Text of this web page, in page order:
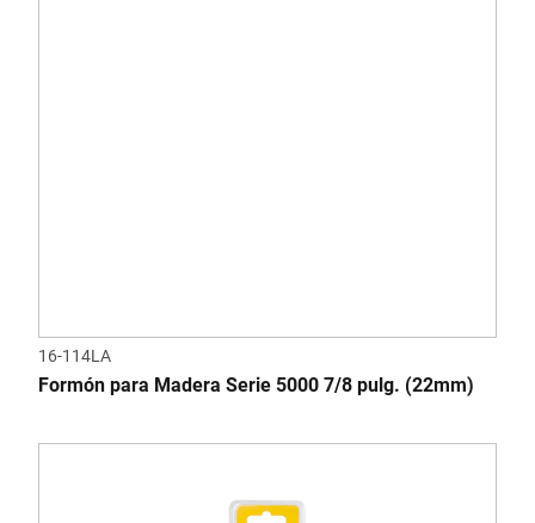
16-114LA
Formón para Madera Serie 5000 7/8 pulg. (22mm)